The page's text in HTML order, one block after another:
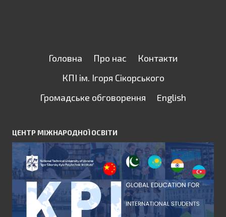
Головна Про нас
Контакти
КПІ ім. Ігоря Сікорського
Громадське обговорення
English
ЦЕНТР МІЖНАРОДНОЇ ОСВІТИ